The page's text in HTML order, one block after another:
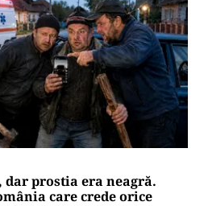
pun niciodată în folie de
de specialiștii